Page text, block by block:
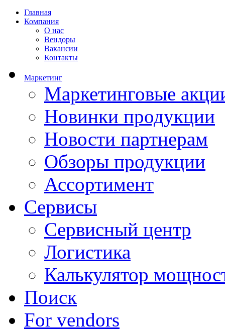
Главная
Компания
О нас
Вендоры
Вакансии
Контакты
Маркетинг
Маркетинговые
Новинки продукции
Новости партнерам
Обзоры продукции
Ассортимент
Сервисы
Сервисный центр
Логистика
Калькулятор
Поиск
For vendors